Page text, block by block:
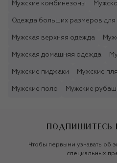
Мужские комбинезоны
Одежда больших размеров для
Мужская верхняя одежда
Мужская домашняя одежда
Мужские пиджаки Мужские
Мужские поло Мужские
ПОДПИШИТЕСЬ
Чтобы первыми узнавать об
специальных